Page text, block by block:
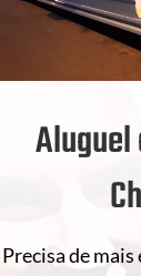
Precisa de